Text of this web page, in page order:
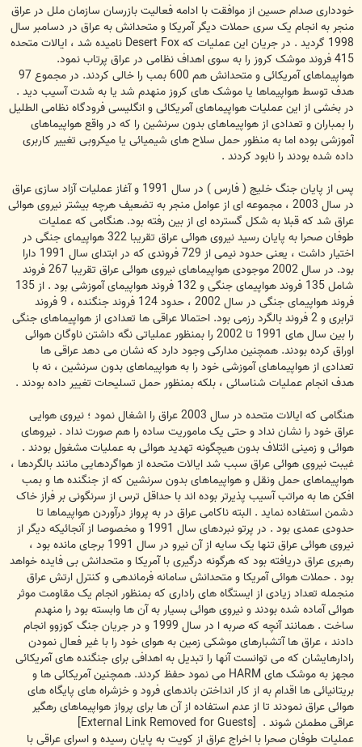
خودداری صدام حسین از موافقت با ادامه فعالیت بازرسان سازمان ملل در عراق
منجر به انجام یک سری حملات دیگر آمریکا و متحدانش به عراق در دسامبر سال
1998 گردید . در جریان این عملیات که Desert Fox نامیده شد ، ایالات متحده
415 فروند موشک کروز را به سوی اهداف نظامی در عراق پرتاب نمود.
هواپیماهای آمریکائی و متحدانش هم 600 بمب را خالی کردند. در مجموع 97
هدف توسط هواپیماها یا موشک های کروز منهدم شد یا به شدت آسیب دید .
در بخشی از این عملیات هواپیماهای آمریکائی و انگلیسی فرودگاه نظامی الطلیل
را بمباران و تعدادی از هواپیماهای بدون سرنشین را که در واقع هواپیماهای
آموزشی بوده اما به منظور حمل سلاح های شیمیائی یا میکروبی تغییر کاربری
داده شده بودند را نابود کردند .
پس از پایان جنگ خلیج ( فارس ) در سال 1991 و آغاز عملیات آزاد سازی عراق
در سال 2003 ، مجموعه ای از عوامل منجر به تضعیف هرچه بیشتر نیروی هوائی
عراق شد که قبلا به شکل گسترده ای از بین رفته بود. هنگامی که عملیات
طوفان صحرا به پایان رسید نیروی هوائی عراق تقریبا 322 هواپیمای جنگی در
اختیار داشت ، یعنی حدود نیمی از 729 فروندی که در ابتدای سال 1991 دارا
بود. در سال 2002 موجودی هواپیماهای نیروی هوائی عراق تقریبا 267 فروند
شامل 135 فروند هواپیمای جنگی و 132 فروند هواپیمای آموزشی بود . از 135
فروند هواپیمای جنگی در سال 2002 ، حدود 124 فروند جنگنده ، 9 فروند
ترابری و 2 فروند بالگرد رزمی بود. احتمالا عراقی ها تعدادی از هواپیماهای جنگی
را بین سال های 1991 تا 2002 را بمنظور عملیاتی نگه داشتن ناوگان هوائی
اوراق کرده بودند. همچنین مدارکی وجود دارد که نشان می دهد عراقی ها
تعدادی از هواپیماهای آموزشی خود را به هواپیماهای بدون سرنشین ، نه با
هدف انجام عملیات شناسائی ، بلکه بمنظور حمل تسلیحات تغییر داده بودند .
هنگامی که ایالات متحده در سال 2003 عراق را اشغال نمود ؛ نیروی هوایی
عراق خود را نشان نداد و حتی یک ماموریت ساده را هم صورت نداد . نیروهای
هوائی و زمینی ائتلاف بدون هیچگونه تهدید هوائی به عملیات مشغول بودند .
غیبت نیروی هوائی عراق سبب شد ایالات متحده از هواگردهایی مانند بالگردها ،
هواپیماهای حمل ونقل و هواپیماهای بدون سرنشین که از جنگنده ها و بمب
افکن ها به مراتب آسیب پذیرتر بوده اند با حداقل ترس از سرنگونی بر فراز خاک
دشمن استفاده نماید . البته ناکامی عراق در به پرواز درآوردن هواپیماها تا
حدودی عمدی بود . در پرتو نبردهای سال 1991 و مخصوصا از آنجائیکه دیگر از
نیروی هوائی عراق تنها یک سایه از آن نیرو در سال 1991 برجای مانده بود ،
رهبری عراق دریافته بود که هرگونه درگیری با آمریکا و متحدانش بی فایده خواهد
بود . حملات هوائی آمریکا و متحدانش سامانه فرماندهی و کنترل ارتش عراق
منجمله تعداد زیادی از ایستگاه های راداری که بمنظور انجام یک مقاومت موثر
هوائی آماده شده بودند و نیروی هوائی بسیار به آن ها وابسته بود را منهدم
ساخت . همانند آنچه که صربه ا در سال 1999 و در جریان جنگ کوزوو انجام
دادند ، عراق ها آتشبارهای موشکی زمین به هوای خود را با غیر فعال نمودن
رادارهایشان که می توانست آنها را تبدیل به اهدافی برای جنگنده های آمریکائی
مجهز به موشک های HARM می نمود حفظ کردند. همچنین آمریکائی ها و
بریتانیائی ها اقدام به از کار انداختن باندهای فرود و خزشراه های پایگاه های
هوائی عراق نمودند تا از عدم استفاده از آن ها برای پرواز هواپیماهای رهگیر
عراقی مطمئن شوند . [External Link Removed for Guests]
عملیات طوفان صحرا با اخراج عراق از کویت به پایان رسیده و اسرای عراقی با